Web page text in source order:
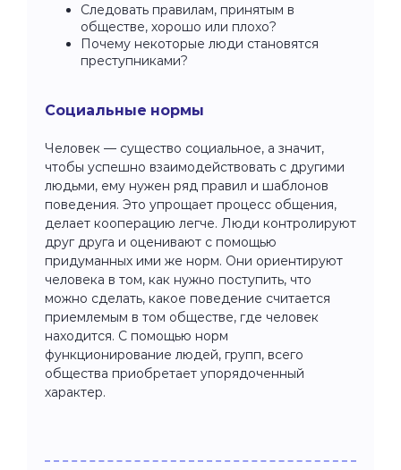
Следовать правилам, принятым в
обществе, хорошо или плохо?
Почему некоторые люди становятся
преступниками?
Социальные нормы
Человек — существо социальное, а значит,
чтобы успешно взаимодействовать с другими
людьми, ему нужен ряд правил и шаблонов
поведения. Это упрощает процесс общения,
делает кооперацию легче. Люди контролируют
друг друга и оценивают с помощью
придуманных ими же норм. Они ориентируют
человека в том, как нужно поступить, что
можно сделать, какое поведение считается
приемлемым в том обществе, где человек
находится. С помощью норм
функционирование людей, групп, всего
общества приобретает упорядоченный
характер.